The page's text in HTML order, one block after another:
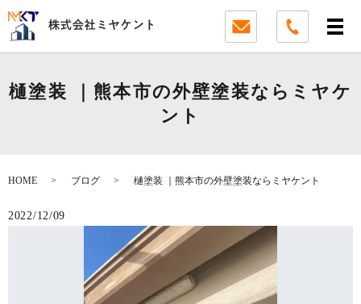
樋塗装 ｜熊本市の外壁塗装ならミヤケ
ント
HOME ブログ 樋塗装 ｜熊本市の外壁塗装ならミヤケント
2022/12/09